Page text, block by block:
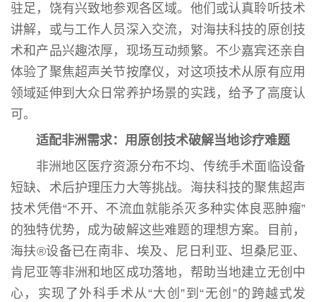
驻足，饶有兴致地参观各区域。他们或认真聆听技术
讲解，或与工作人员深入交流，对海扶科技的原创技
术和产品兴趣浓厚，现场互动频繁。不少嘉宾还亲自
体验了聚焦超声关节按摩仪，对这项技术从原有应用
领域延伸到大众日常养护场景的实践，给予了高度认
可。
适配非洲需求：用原创技术破解当地诊疗难题
非洲地区医疗资源分布不均、传统手术面临设备
短缺、术后护理压力大等挑战。海扶科技的聚焦超声
技术凭借“不开、不流血就能杀灭多种实体良恶肿瘤”
的独特优势，成为破解这些难题的理想方案。目前，
海扶®设备已在南非、埃及、尼日利亚、坦桑尼亚、
肯尼亚等非洲和地区成功落地，帮助当地建立无创中
心，实现了外科手术从“大创”到“无创”的跨越式发